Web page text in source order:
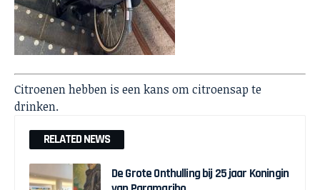
Citroenen hebben is een kans om citroensap te
drinken.
RELATED NEWS
De Grote Onthulling bij 25 jaar Koningin